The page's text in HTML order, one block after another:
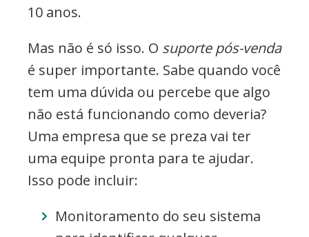
10 anos.
Mas não é só isso. O suporte pós-venda
é super importante. Sabe quando você
tem uma dúvida ou percebe que algo
não está funcionando como deveria?
Uma empresa que se preza vai ter
uma equipe pronta para te ajudar.
Isso pode incluir:
Monitoramento do seu sistema